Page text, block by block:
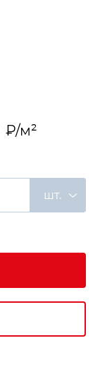
₽/м²
шт.